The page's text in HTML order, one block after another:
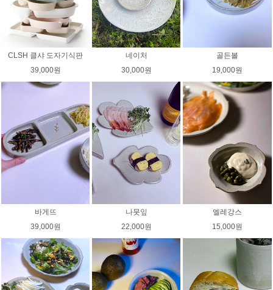
CLSH 클샤 도자기식판
39,000원
네이처
30,000원
골든볼
19,000원
바게뜨
39,000원
나뭇잎
22,000원
엘레강스
15,000원